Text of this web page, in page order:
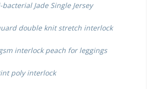
Jade Single Jersey
double knit stretch interlock
interlock peach for leggings
poly interlock